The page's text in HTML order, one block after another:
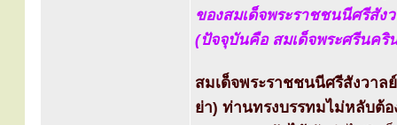
ของสมเด็จพระราชชนนีศรีสัง
(ปัจจุบันคือ สมเด็จพระศรีนคริ
สมเด็จพระราชชนนีศรีสังวา
ย่า) ท่านทรงบรรทมไม่หลับต้อ